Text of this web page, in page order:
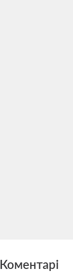
Коментарі